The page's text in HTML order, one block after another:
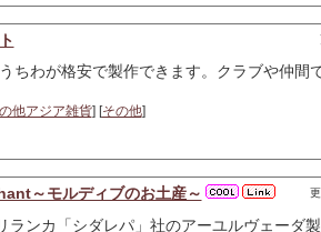
ちわが格安で製作できます。クラブや仲間
他アジア雑貨] [その他]
～モルディブのお土産～
ランカ「シダレパ」社のアーユルヴェーダ